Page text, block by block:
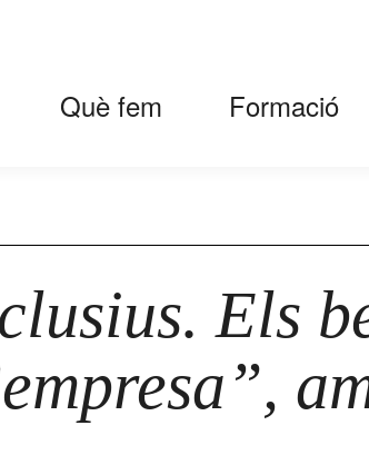
Què fem Formació
Els